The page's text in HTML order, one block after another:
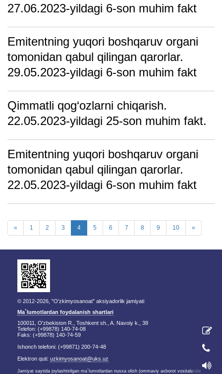
27.06.2023-yildagi 6-son muhim fakt
Emitentning yuqori boshqаruv orgаni
tomonidаn qаbul qilingаn qаrorlаr.
29.05.2023-yildagi 6-son muhim fakt
Qimmatli qog‘ozlarni chiqarish.
22.05.2023-yildagi 25-son muhim fakt.
Emitentning yuqori boshqаruv orgаni
tomonidаn qаbul qilingаn qаrorlаr.
22.05.2023-yildagi 6-son muhim fakt
« 1 2 3 4 5 6 7 8 9 10 »
© 2012-2026, "O'zkimyosanoat" aksiyadorlik jamiyati
Ma`lumotlardan foydalanish shartlari
100011, O'zbekiston R., Toshkent sh., A. Navoiy k., 38
Telefon: (+99878) 140-74-08
Faks: (+99878) 140-74-59
Ishonch telefoni: (+99871) 200-74-48
Elektron quti: uzkimyosanoat@uks.uz
Jamiyat saytida joylashtirilgan ma`lumotlardan nusxa olish (ommaviy axborot vositalarida